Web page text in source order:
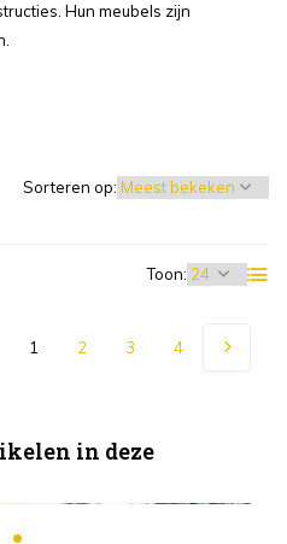
Hun meubels zijn
Toon:
Sorteren op:
1 2 3 4
in deze